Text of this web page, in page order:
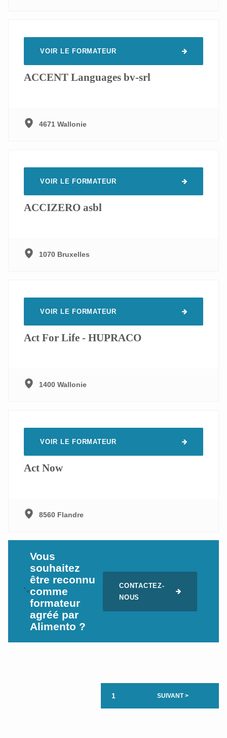
VOIR LE FORMATEUR
ACCENT Languages bv-srl
4671 Wallonie
VOIR LE FORMATEUR
ACCIZERO asbl
1070 Bruxelles
VOIR LE FORMATEUR
Act For Life - HUPRACO
1400 Wallonie
VOIR LE FORMATEUR
Act Now
8560 Flandre
`
Vous
souhaitez
être reconnu
comme
formateur
agréé par
Alimento ?
CONTACTEZ-
NOUS
1 SUIVANT >